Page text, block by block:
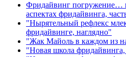
Фридайвинг погружение…
аспектах фридайвинга,
"Нырятельный рефлекс
фридайвинге, наглядно"
"Жак Майоль в каждом из
"Новая школа